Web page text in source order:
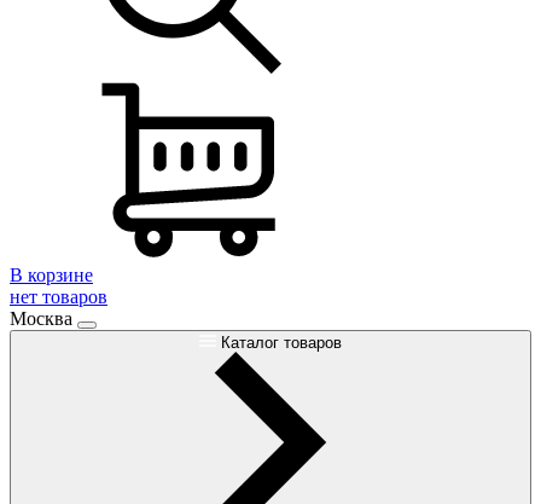
В корзине
нет товаров
Москва
Каталог товаров